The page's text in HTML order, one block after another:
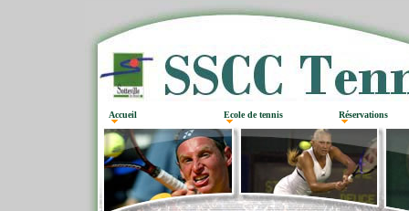
Accueil Ecole de tennis Réservations